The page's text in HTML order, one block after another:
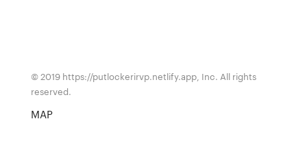
© 2019 https://putlockerirvp.netlify.app, Inc. All rights
reserved.
MAP